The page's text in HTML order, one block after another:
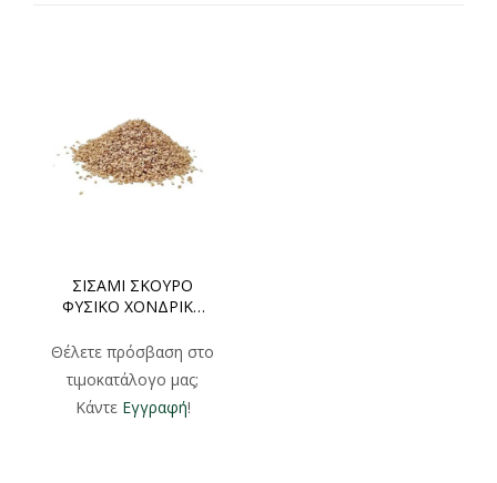
ΣΙΣΑΜΙ ΣΚΟΥΡΟ
ΦΥΣΙΚΟ ΧΟΝΔΡΙΚΗ
Θέλετε πρόσβαση στο
τιμοκατάλογο μας;
Κάντε Εγγραφή!